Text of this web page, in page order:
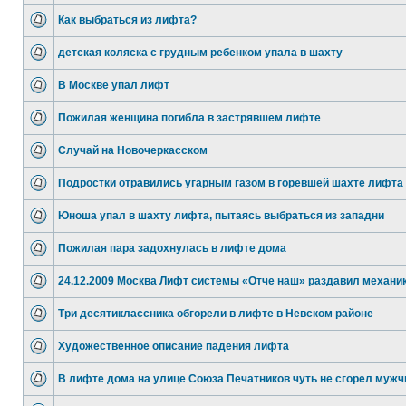
Как выбраться из лифта?
детская коляска с грудным ребенком упала в шахту
В Москве упал лифт
Пожилая женщина погибла в застрявшем лифте
Случай на Новочеркасском
Подростки отравились угарным газом в горевшей шахте лифта
Юноша упал в шахту лифта, пытаясь выбраться из западни
Пожилая пара задохнулась в лифте дома
24.12.2009 Москва Лифт системы «Отче наш» раздавил
Три десятиклассника обгорели в лифте в Невском районе
Художественное описание падения лифта
В лифте дома на улице Союза Печатников чуть не сгорел